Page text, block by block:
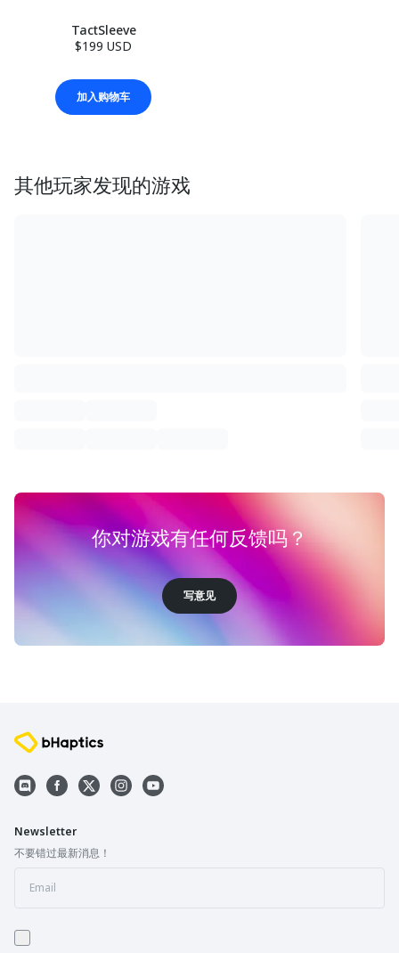
TactSleeve
$199 USD
加入购物车
其他玩家发现的游戏
你对游戏有任何反馈吗？
写意见
Newsletter
不要错过最新消息！